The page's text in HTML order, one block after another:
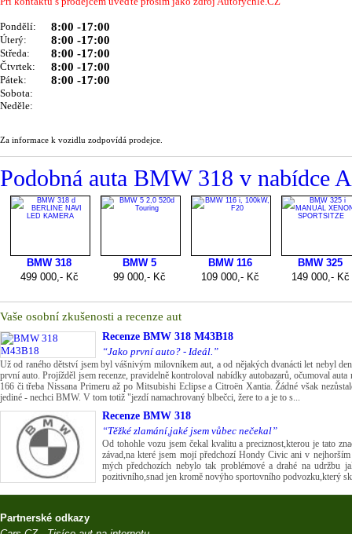
Pondělí: 8:00 -17:00
Úterý: 8:00 -17:00
Středa: 8:00 -17:00
Čtvrtek: 8:00 -17:00
Pátek: 8:00 -17:00
Sobota:
Neděle:
Za informace k vozidlu zodpovídá prodejce.
Podobná auta BMW 318 v nabídce
Vaše osobní zkušenosti a recenze aut
Recenze BMW 318 M43B18
“Jako první auto? - Ideál.”
Už od raného dětství jsem byl vášnivým milovníkem aut, a od nějakých dvanácti let nebyl
první auto. Projížděl jsem recenze, pravidelně kontroloval nabídky autobazarů, očumoval
166 či třeba Nissana Primeru až po Mitsubishi Eclipse a Citroën Xantia. Žádné však
jediné - nechci BMW. V tom totiž "jezdí namachrovaný blbečci, žere to a je to s...
Recenze BMW 318
“Těžké zlamání,jaké jsem vůbec nečekal”
Od tohohle vozu jsem čekal kvalitu a preciznost,kterou je tato
závad,na které jsem mojí předchozí Hondy Civic ani v
mých předchozích nebylo tak problémové a drahé na
pozitivního,snad jen kromě novýho sportovního podvozku,který
Partnerské odkazy